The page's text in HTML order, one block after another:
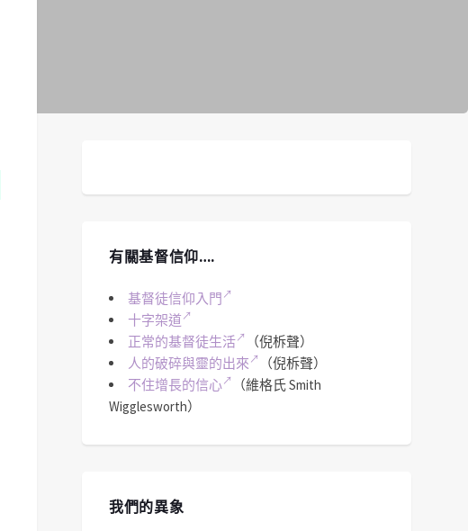
有關基督信仰….
基督徒信仰入門
十字架道
正常的基督徒生活
（倪柝聲）
人的破碎與靈的出來
（倪柝聲）
不住增長的信心
（維格氏 Smith
Wigglesworth）
我們的異象